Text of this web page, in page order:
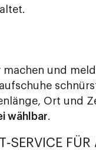
machen und
Ort und
wählbar.